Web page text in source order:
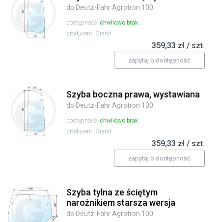
do Deutz-Fahr Agrotron 100
dostępność: chwilowo brak
producent: Granit
359,33 zł / szt.
zapytaj o dostępność
Szyba boczna prawa, wystawiana
do Deutz-Fahr Agrotron 100
dostępność: chwilowo brak
producent: Granit
359,33 zł / szt.
zapytaj o dostępność
Szyba tylna ze ściętym
narożnikiem starsza wersja
do Deutz-Fahr Agrotron 100